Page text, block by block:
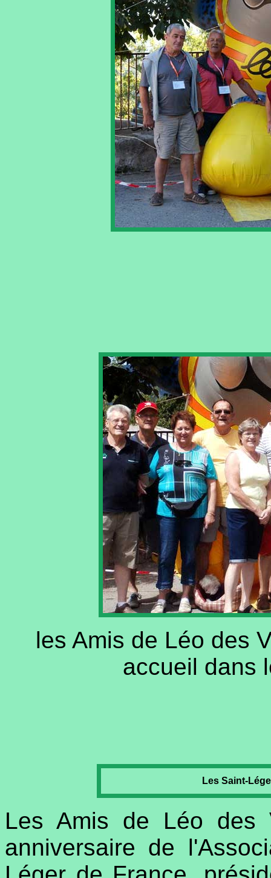
les Amis de Léo des
accueil dans
Les Saint-
Les Amis de Léo des
anniversaire de